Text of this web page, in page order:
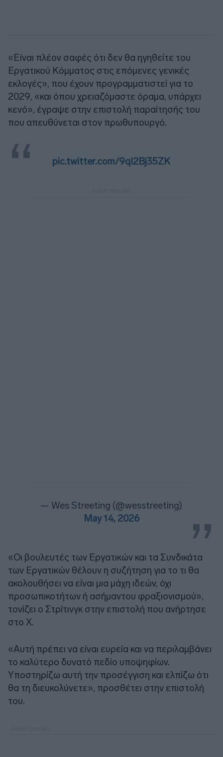
«Είναι πλέον σαφές ότι δεν θα ηγηθείτε του
Εργατικού Κόμματος στις επόμενες γενικές
εκλογές», που έχουν προγραμματιστεί για το
2029, «και όπου χρειαζόμαστε όραμα, υπάρχει
κενό», έγραψε στην επιστολή παραίτησής του
που απευθύνεται στον πρωθυπουργό.
pic.twitter.com/9qI2Bj35ZK
— Wes Streeting (@wesstreeting)
May 14, 2026
«Οι βουλευτές των Εργατικών και τα Συνδικάτα
των Εργατικών θέλουν η συζήτηση για το τι θα
ακολουθήσει να είναι μια μάχη ιδεών, όχι
προσωπικοτήτων ή ασήμαντου φραξιονισμού»,
τονίζει ο Στρίτινγκ στην επιστολή που ανήρτησε
στο Χ.
«Αυτή πρέπει να είναι ευρεία και να περιλαμβάνει
το καλύτερο δυνατό πεδίο υποψηφίων.
Υποστηρίζω αυτή την προσέγγιση και ελπίζω ότι
θα τη διευκολύνετε», προσθέτει στην επιστολή
του.